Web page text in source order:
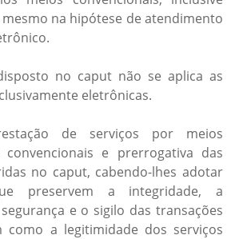
mesmo na hipótese de atendimento
no caput não se aplica as
eletrônicas.
de serviços por meios
e prerrogativa das
no caput, cabendo-lhes adotar
preservem a integridade, a
e o sigilo das transações
como a legitimidade dos serviços